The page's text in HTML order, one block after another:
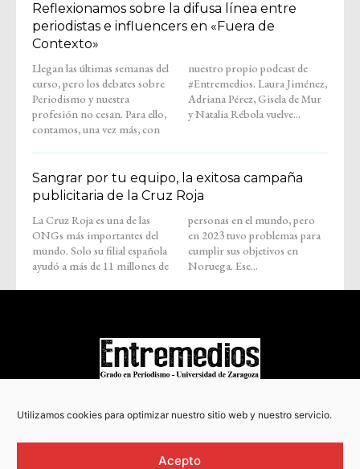
Utilizamos cookies para optimizar nuestro sitio web y nuestro servicio.
Acepto
Reflexionamos sobre la difusa línea entre
periodistas e influencers en «Fuera de
Contexto»
Llegan las últimas semanas del
curso, pero los debates sobre
Periodismo y nuestra
profesión no cesan. Para ello,
contamos, una vez más, con
nuestro propio podcast de
#Entremedios. Laura Jiménez,
Adriana Pérez, Gisela de Mur
y Natalia Rébola vuelve...
Sangrar por tu equipo, la exitosa campaña
publicitaria de la Cruz Roja
La Cruz Roja es una de las
ONGs más importantes del
mundo. Solo su filial española
ayudó a más de 11 millones de
personas en el mundo, pero
en 2023 tuvo problemas para
cumplir sus objetivos en
Noruega. Ese...